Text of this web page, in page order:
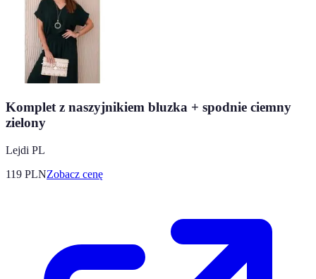
Komplet z naszyjnikiem bluzka + spodnie ciemny
zielony
Lejdi PL
119 PLNZobacz cenę